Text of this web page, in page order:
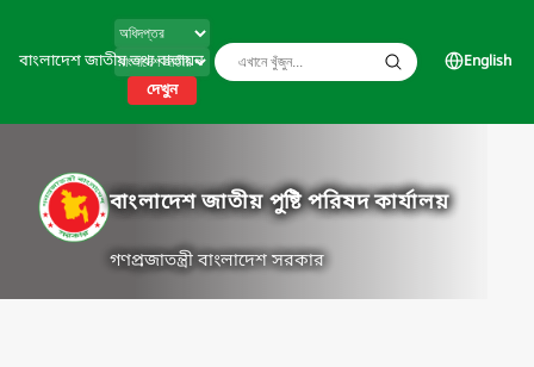
বাংলাদেশ জাতীয় তথ্য বাতায়ন
দেখুন
English
বাংলাদেশ জাতীয় পুষ্টি পরিষদ কার্যালয়
গণপ্রজাতন্ত্রী বাংলাদেশ সরকার